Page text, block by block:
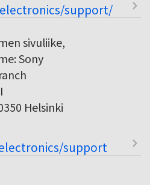
support/
sivuliike,
Sony
Helsinki
support